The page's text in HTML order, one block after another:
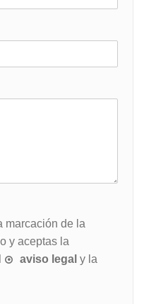
marcación de la
y aceptas la
aviso legal y la